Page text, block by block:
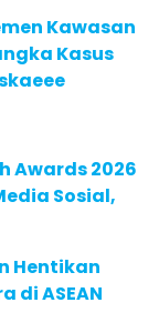
Kawasan
Kasus
Awards 2026
Sosial,
Hentikan
di ASEAN